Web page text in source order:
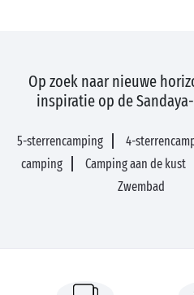
Op zoek naar nieuwe
inspiratie op de
5-sterrencamping 4-
camping
Camping aan de kust
Zwembad